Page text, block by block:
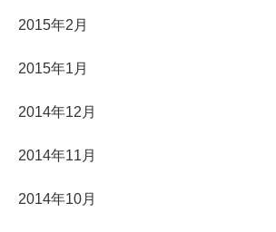
2015年2月
2015年1月
2014年12月
2014年11月
2014年10月